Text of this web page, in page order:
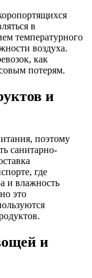
в
температурного
воздуха.
как
потерям.
и
поэтому
санитарно-
где
и влажность
это
и